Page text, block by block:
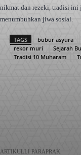
nikmat dan rezeki, tradisi ini
menumbuhkan jiwa sosial.
TAGS bubur asyura
rekor muri
Sejarah
Tradisi 10 Muharam
ARTIKULLI PARAPRAK